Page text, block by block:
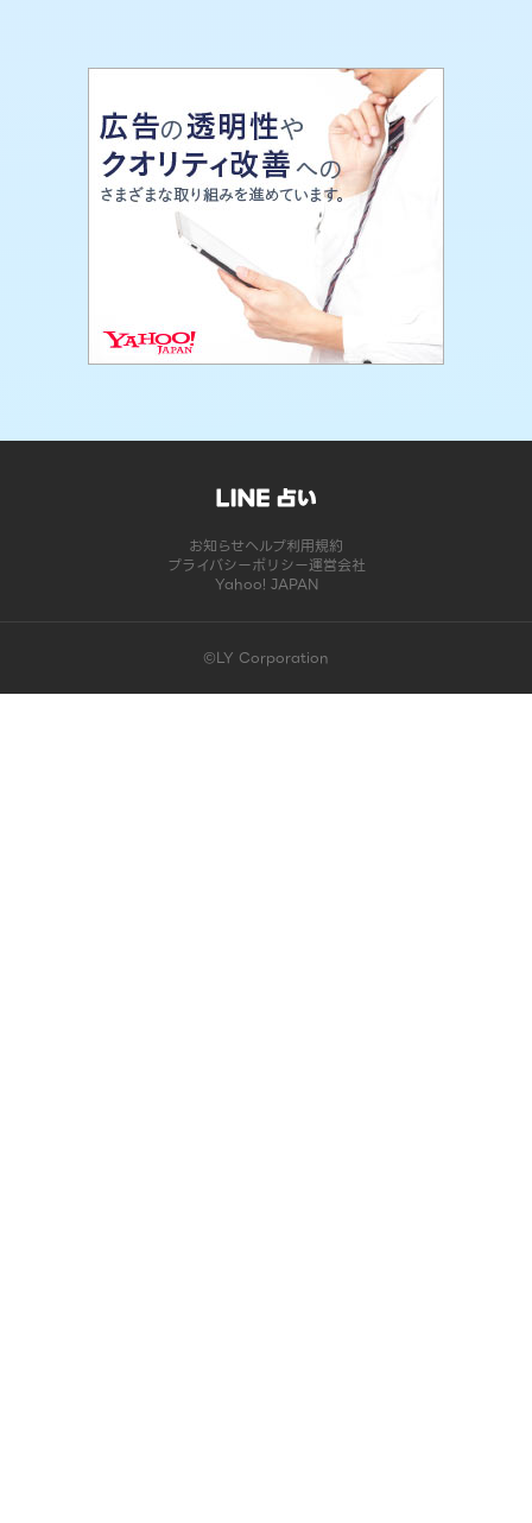
お知らせヘルプ利用規約
プライバシーポリシー運営会社
Yahoo! JAPAN
©LY Corporation
このコンテンツは掲載が終了しました | LINE占い